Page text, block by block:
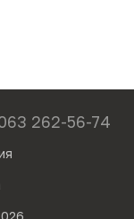
262-56-74